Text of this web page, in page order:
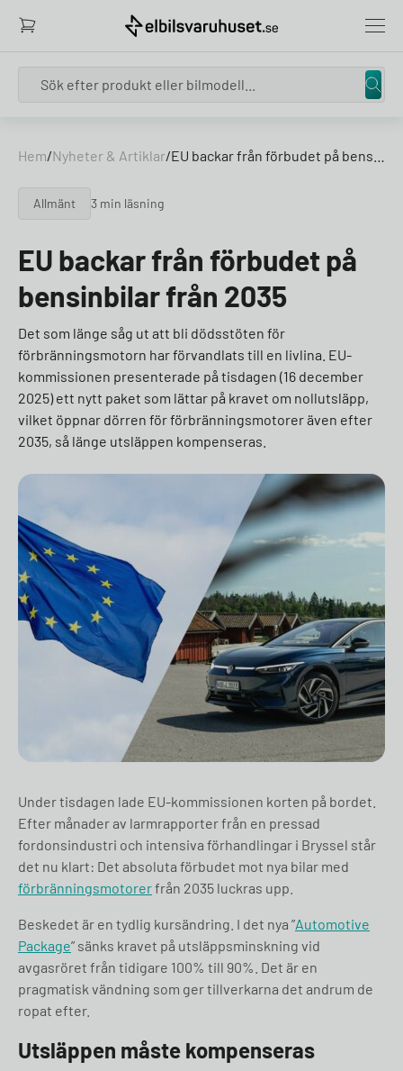
Hem/Nyheter & Artiklar/
Allmänt 3 min läsning
EU backar från förbudet på
bensinbilar från 2035
Det som länge såg ut att bli dödsstöten för
förbränningsmotorn har förvandlats till en livlina. EU-
kommissionen presenterade på tisdagen (16 december
2025) ett nytt paket som lättar på kravet om nollutsläpp,
vilket öppnar dörren för förbränningsmotorer även efter
2035, så länge utsläppen kompenseras.
Under tisdagen lade EU-kommissionen korten på bordet.
Efter månader av larmrapporter från en pressad
fordonsindustri och intensiva förhandlingar i Bryssel står
det nu klart: Det absoluta förbudet mot nya bilar med
förbränningsmotorerfrån 2035 luckras upp.
Beskedet är en tydlig kursändring. I det nya ”Automotive
Package” sänks kravet på utsläppsminskning vid
avgasröret från tidigare 100% till 90%. Det är en
pragmatisk vändning som ger tillverkarna det andrum de
ropat efter.
Utsläppen måste kompenseras